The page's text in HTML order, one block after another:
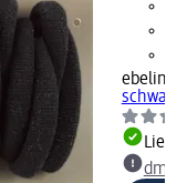
ebelin
dm